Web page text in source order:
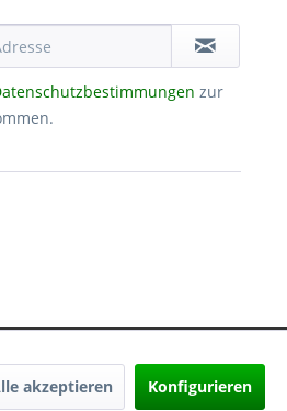
zur
akzeptieren Konfigurieren